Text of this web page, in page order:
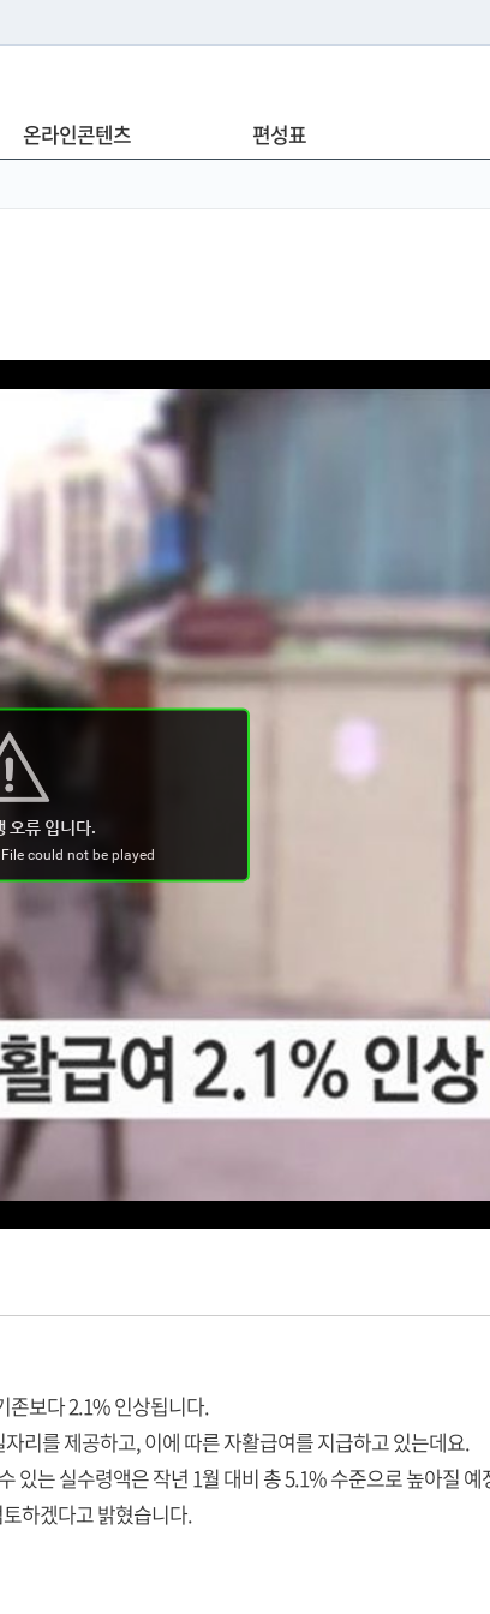
온라인콘텐츠 편성표
존보다 2.1% 인상됩니다.
리를 제공하고, 이에 따른 자활급여를 지급하고 있는데요.
있는 실수령액은 작년 1월 대비 총 5.1% 수준으로 높아질 예
하겠다고 밝혔습니다.